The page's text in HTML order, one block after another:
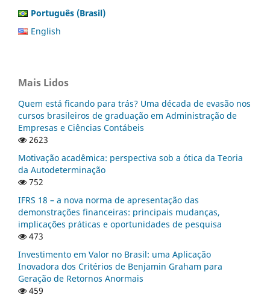
Português (Brasil)
English
Mais Lidos
Quem está ficando para trás? Uma década de evasão nos
cursos brasileiros de graduação em Administração de
Empresas e Ciências Contábeis
2623
Motivação acadêmica: perspectiva sob a ótica da Teoria
da Autodeterminação
752
IFRS 18 – a nova norma de apresentação das
demonstrações financeiras: principais mudanças,
implicações práticas e oportunidades de pesquisa
473
Investimento em Valor no Brasil: uma Aplicação
Inovadora dos Critérios de Benjamin Graham para
Geração de Retornos Anormais
459